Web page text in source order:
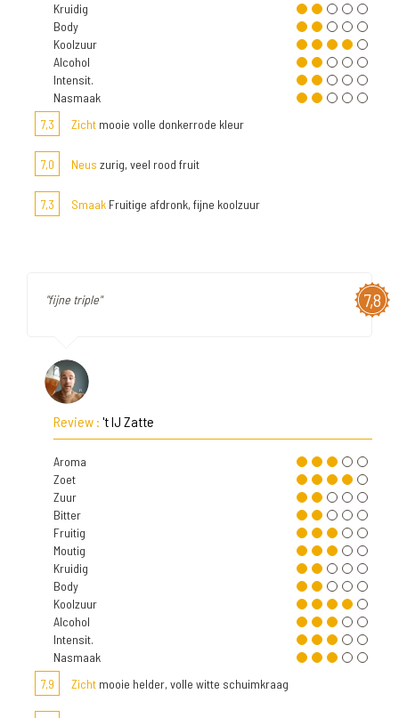
Kruidig
Body
Koolzuur
Alcohol
Intensit.
Nasmaak
7,3
Zicht mooie volle donkerrode kleur
7,0 Neus zurig, veel rood fruit
7,3 Smaak Fruitige afdronk, fijne koolzuur
7,8
"fijne triple"
Review : 't IJ Zatte
Aroma
Zoet
Zuur
Bitter
Fruitig
Moutig
Kruidig
Body
Koolzuur
Alcohol
Intensit.
Nasmaak
7,9
Zicht mooie helder, volle witte schuimkraag